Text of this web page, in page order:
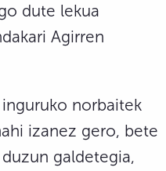
dute lekua
Agirren
norbaitek
izanez gero, bete
galdetegia,